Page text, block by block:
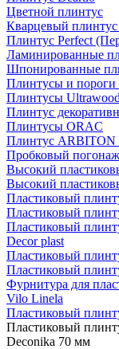
Цветной плинтус
Кварцевый плинтус
Плинтус Perfect
Ламинированные
Шпонированные
Плинтусы и пороги
Плинтусы
Плинтус
Плинтусы ORAC
Плинтус ARBITON
Пробковый погонаж
Высокий
Высокий
Пластиковый
Пластиковый
Пластиковый
Decor plast
Пластиковый
Пластиковый
Фурнитура для
Vilo Linela
Пластиковый
Пластиковый
Deconika 70 мм